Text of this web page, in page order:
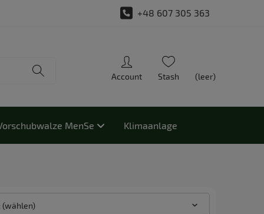
+48 607 305 363
(leer)
MenSe Klimaanlage
(wählen)